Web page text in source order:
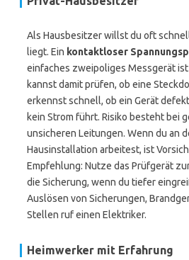
Als Hausbesitzer willst du oft
liegt. Ein kontaktloser
einfaches zweipoliges Messgerät
kannst damit prüfen, ob eine
erkennst schnell, ob ein Gerät
kein Strom führt. Risiko besteht bei
unsicheren Leitungen. Wenn du an
Hausinstallation arbeitest, ist
Empfehlung: Nutze das Prüfgerät
die Sicherung, wenn du tiefer
Auslösen von Sicherungen,
Stellen ruf einen Elektriker.
Heimwerker mit Erfahrung